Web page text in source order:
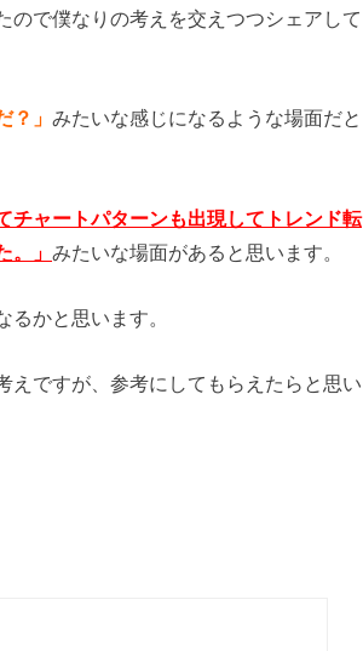
ので僕なりの考えを交えつつシェアして
？」 みたいな感じになるような場面だと
チャートパターンも出現してトレンド転
。」 みたいな場面があると思います。
かと思います。
えですが、参考にしてもらえたらと思い